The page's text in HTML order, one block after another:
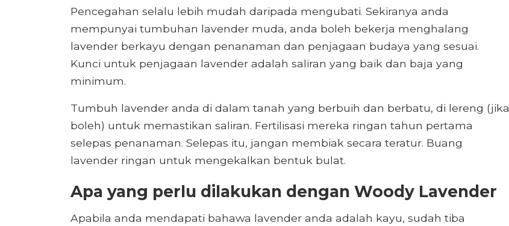
Pencegahan selalu lebih mudah daripada mengubati. Sekiranya anda
mempunyai tumbuhan lavender muda, anda boleh bekerja menghalang
lavender berkayu dengan penanaman dan penjagaan budaya yang sesuai.
Kunci untuk penjagaan lavender adalah saliran yang baik dan baja yang
minimum.
Tumbuh lavender anda di dalam tanah yang berbuih dan berbatu, di lereng (jika
boleh) untuk memastikan saliran. Fertilisasi mereka ringan tahun pertama
selepas penanaman. Selepas itu, jangan membiak secara teratur. Buang
lavender ringan untuk mengekalkan bentuk bulat.
Apa yang perlu dilakukan dengan Woody Lavender
Apabila anda mendapati bahawa lavender anda adalah kayu, sudah tiba